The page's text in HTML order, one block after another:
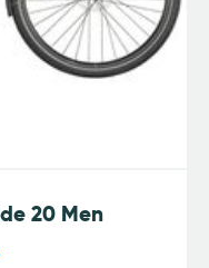
20 Men